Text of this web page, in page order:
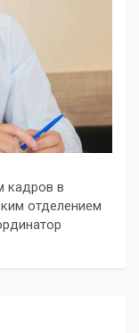
кадров в
отделением